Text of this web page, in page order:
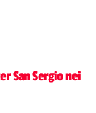
San Sergio nei